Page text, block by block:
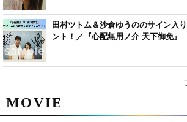
MOVIE
田村ツトム＆沙倉ゆうののサイン入
ント！／『心配無用ノ介 天下御免』